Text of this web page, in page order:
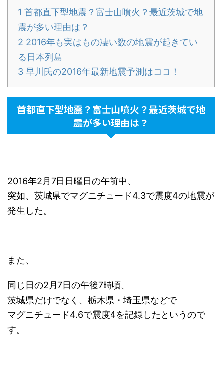
1 首都直下型地震？富士山噴火？最近茨城で地
震が多い理由は？
2 2016年も実はもの凄い数の地震が起きてい
る日本列島
3 早川氏の2016年最新地震予測はココ！
首都直下型地震？富士山噴火？最近茨城で地
震が多い理由は？
2016年2月7日日曜日の午前中、
突如、茨城県でマグニチュード4.3で震度4の地震が
発生した。
また、
同じ日の2月7日の午後7時頃、
茨城県だけでなく、栃木県・埼玉県などで
マグニチュード4.6で震度4を記録したというので
す。